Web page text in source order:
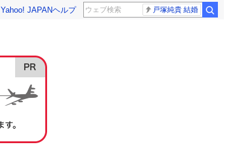
Yahoo! JAPANヘルプ 戸塚純貴 結婚